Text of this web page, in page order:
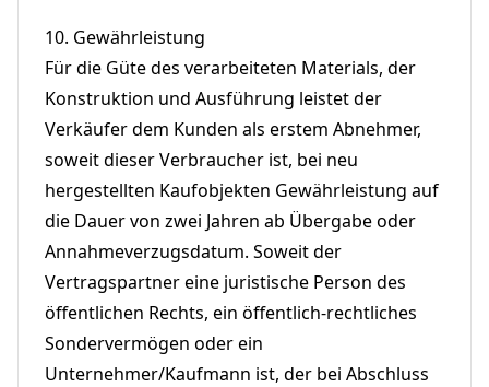
10. Gewährleistung
Für die Güte des verarbeiteten Materials, der
Konstruktion und Ausführung leistet der
Verkäufer dem Kunden als erstem Abnehmer,
soweit dieser Verbraucher ist, bei neu
hergestellten Kaufobjekten Gewährleistung auf
die Dauer von zwei Jahren ab Übergabe oder
Annahmeverzugsdatum. Soweit der
Vertragspartner eine juristische Person des
öffentlichen Rechts, ein öffentlich-rechtliches
Sondervermögen oder ein
Unternehmer/Kaufmann ist, der bei Abschluss